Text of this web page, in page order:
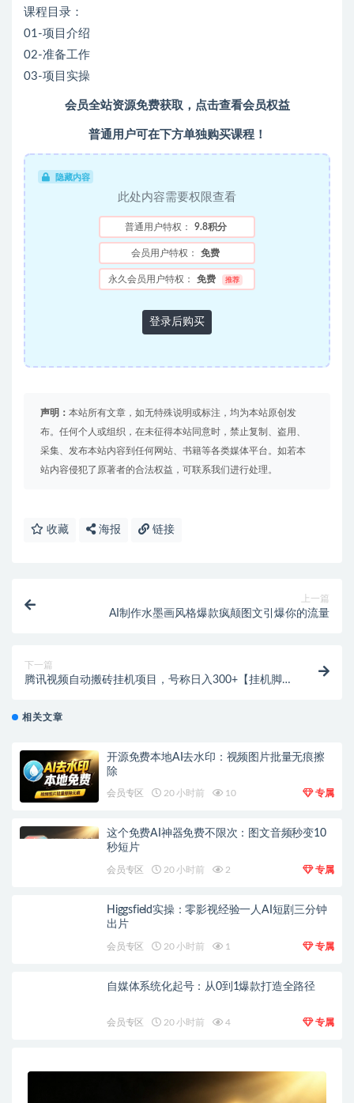
课程目录：
01-项目介绍
02-准备工作
03-项目实操
会员全站资源免费获取，点击查看会员权益
普通用户可在下方单独购买课程！
隐藏内容
此处内容需要权限查看
普通用户特权： 9.8积分
会员用户特权： 免费
永久会员用户特权： 免费 推荐
登录后购买
声明： 本站所有文章，如无特殊说明或标注，均为本站原创发
布。任何个人或组织，在未征得本站同意时，禁止复制、盗用、
采集、发布本站内容到任何网站、书籍等各类媒体平台。如若本
站内容侵犯了原著者的合法权益，可联系我们进行处理。
收藏 海报 链接
上一篇
AI制作水墨画风格爆款疯颠图文引爆你的流量
下一篇
腾讯视频自动搬砖挂机项目，号称日入300+【挂机脚本
相关文章
开源免费本地AI去水印：视频图片批量无痕擦
除
会员专区 20 小时前 10 专属
这个免费AI神器免费不限次：图文音频秒变10
秒短片
会员专区 20 小时前 2 专属
Higgsfield实操：零影视经验一人AI短剧三分钟
出片
会员专区 20 小时前 1 专属
自媒体系统化起号：从0到1爆款打造全路径
会员专区 20 小时前 4 专属